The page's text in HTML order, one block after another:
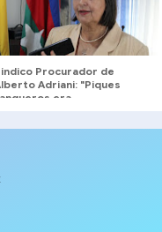
Procurador de
Adriani: "Piques
era